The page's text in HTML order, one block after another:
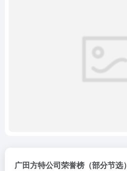
广田方特公司荣誉榜（部分节选）